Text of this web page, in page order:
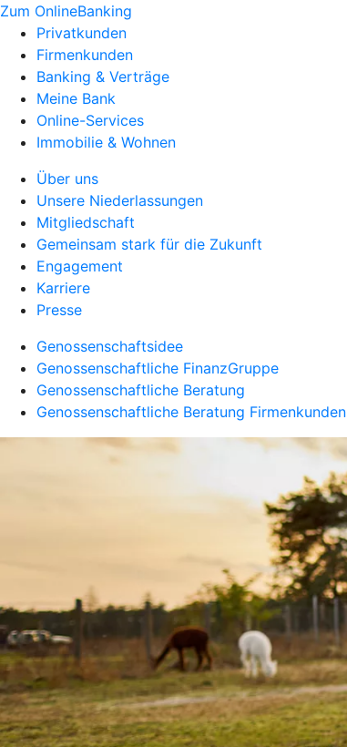
Zum OnlineBanking
Privatkunden
Firmenkunden
Banking & Verträge
Meine Bank
Online-Services
Immobilie & Wohnen
Über uns
Unsere Niederlassungen
Mitgliedschaft
Gemeinsam stark für die Zukunft
Engagement
Karriere
Presse
Genossenschaftsidee
Genossenschaftliche FinanzGruppe
Genossenschaftliche Beratung
Genossenschaftliche Beratung Firmenkunden